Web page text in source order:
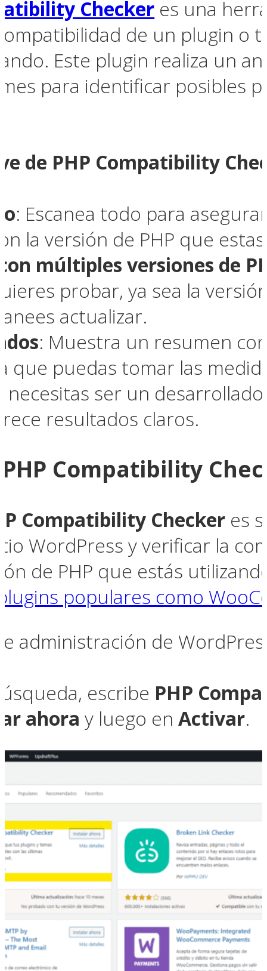
Checker es una
de un plugin o
Este plugin realiza un
para identificar posibles
de PHP Compatibility
: Escanea todo para
la versión de PHP que
múltiples versiones de
probar, ya sea la
actualizar.
: Muestra un resumen
que puedas tomar las
necesitas ser un
resultados claros.
Compatibility
Compatibility Checker es
WordPress y verificar la
de PHP que estás
populares como
administración de
escribe PHP
ahora y luego enActivar.